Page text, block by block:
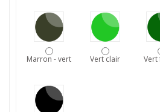
Marron - vert Vert clair Vert